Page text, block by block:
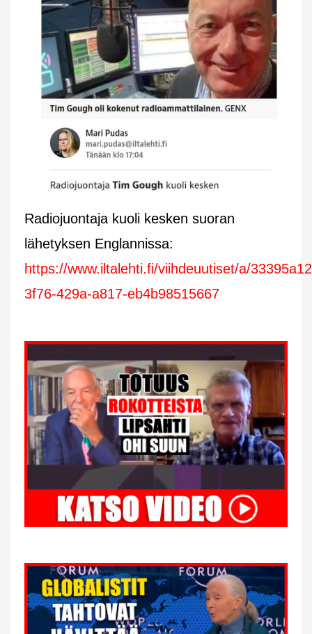
Radiojuontaja kuoli kesken suoran
lähetyksen Englannissa:
https://www.iltalehti.fi/viihdeuutiset/a/
3f76-429a-a817-eb4b98515667